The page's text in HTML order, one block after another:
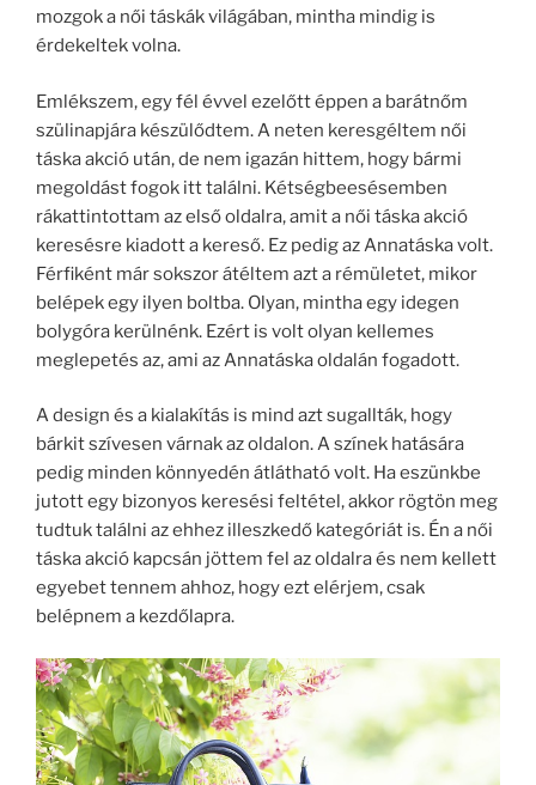
mozgok a női táskák világában, mintha mindig is
érdekeltek volna.
Emlékszem, egy fél évvel ezelőtt éppen a barátnőm
szülinapjára készülődtem. A neten keresgéltem női
táska akció után, de nem igazán hittem, hogy bármi
megoldást fogok itt találni. Kétségbeesésemben
rákattintottam az első oldalra, amit a női táska akció
keresésre kiadott a kereső. Ez pedig az Annatáska volt.
Férfiként már sokszor átéltem azt a rémületet, mikor
belépek egy ilyen boltba. Olyan, mintha egy idegen
bolygóra kerülnénk. Ezért is volt olyan kellemes
meglepetés az, ami az Annatáska oldalán fogadott.
A design és a kialakítás is mind azt sugallták, hogy
bárkit szívesen várnak az oldalon. A színek hatására
pedig minden könnyedén átlátható volt. Ha eszünkbe
jutott egy bizonyos keresési feltétel, akkor rögtön meg
tudtuk találni az ehhez illeszkedő kategóriát is. Én a női
táska akció kapcsán jöttem fel az oldalra és nem kellett
egyebet tennem ahhoz, hogy ezt elérjem, csak
belépnem a kezdőlapra.